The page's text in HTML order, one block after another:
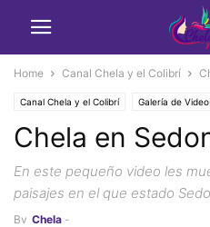
Home Canal Chela y el Colibrí
Canal Chela y el Colibrí Galería de
Chela en
En este pequeño video les
paisajes en el que estado
By Chela -